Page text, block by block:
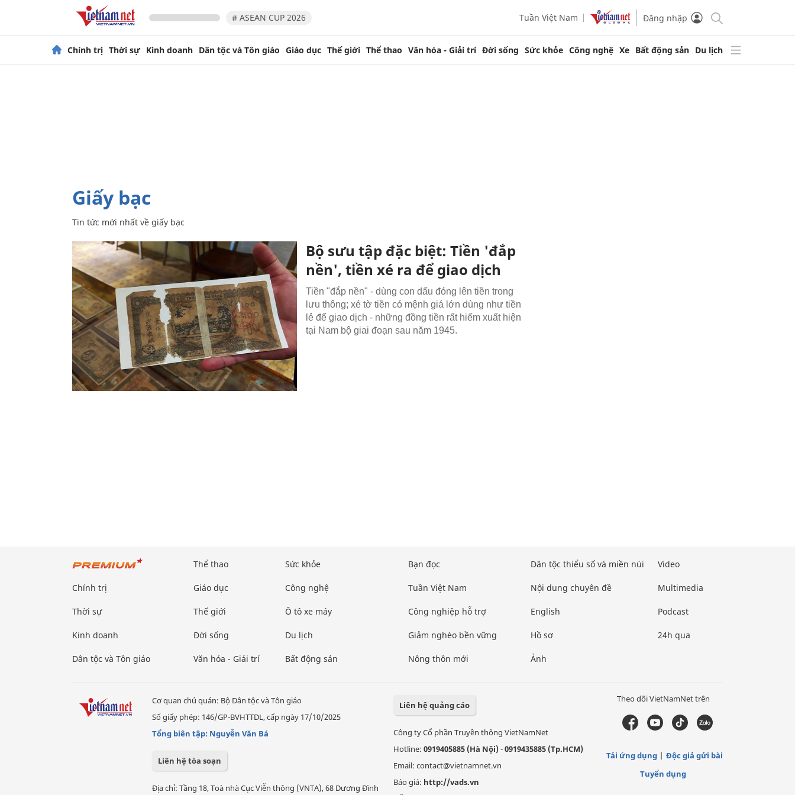
# ASEAN CUP 2026 Tuần Việt Nam Đăng nhập
Chính trị Thời sự Kinh doanh Dân tộc và Tôn giáo Giáo dục Thế giới Thể thao Văn hóa - Giải trí Đời sống Sức khỏe Công nghệ Xe Bất động sản Du lịch
giấy bạc
Tin tức mới nhất về giấy bạc
Bộ sưu tập đặc biệt: Tiền 'đắp
nền', tiền xé ra để giao dịch
Tiền "đắp nền" - dùng con dấu đóng lên tiền trong
lưu thông; xé tờ tiền có mệnh giá lớn dùng như tiền
lẻ để giao dịch - những đồng tiền rất hiếm xuất hiện
tại Nam bộ giai đoạn sau năm 1945.
Chính trị
Thời sự
Kinh doanh
Dân tộc và Tôn giáo
Thể thao
Giáo dục
Thế giới
Đời sống
Văn hóa - Giải trí
Sức khỏe
Công nghệ
Ô tô xe máy
Du lịch
Bất động sản
Bạn đọc
Tuần Việt Nam
Công nghiệp hỗ trợ
Giảm nghèo bền vững
Nông thôn mới
Dân tộc thiểu số và miền núi
Nội dung chuyên đề
English
Hồ sơ
Ảnh
Video
Multimedia
Podcast
24h qua
Cơ quan chủ quản: Bộ Dân tộc và Tôn giáo
Số giấy phép: 146/GP-BVHTTDL, cấp ngày 17/10/2025
Tổng biên tập: Nguyễn Văn Bá
Liên hệ tòa soạn
Địa chỉ: Tầng 18, Toà nhà Cục Viễn thông (VNTA), 68 Dương Đình
Liên hệ quảng cáo
Công ty Cổ phần Truyền thông VietNamNet
Hotline: 0919405885 (Hà Nội)-0919435885 (Tp.HCM)
Email: contact@vietnamnet.vn
Báo giá: http://vads.vn
Theo dõi VietNamNet trên
Tải ứng dụng
Độc giả gửi bài
Tuyển dụng